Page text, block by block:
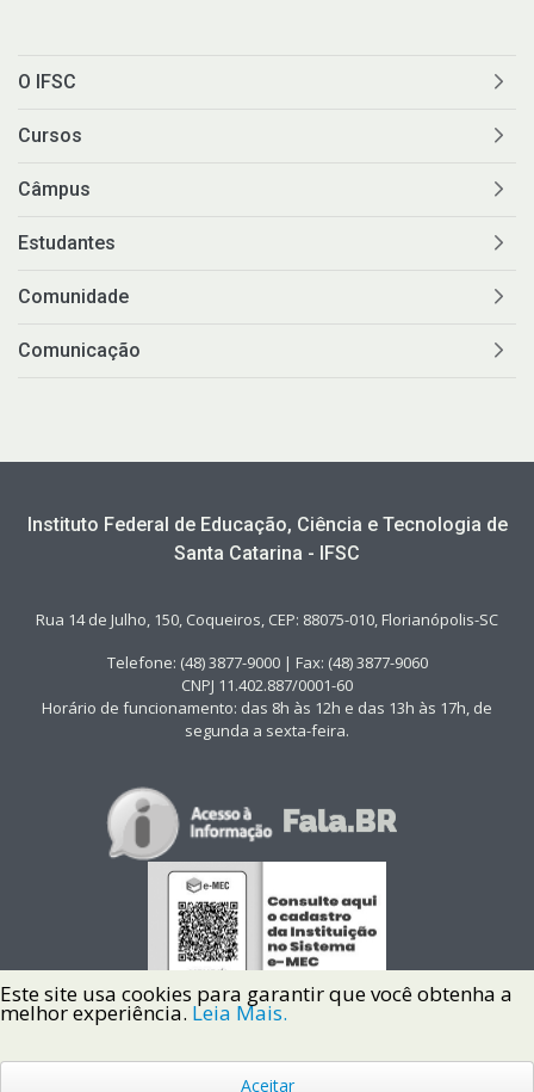
O IFSC
Cursos
Câmpus
Estudantes
Comunidade
Comunicação
Instituto Federal de Educação, Ciência e Tecnologia de
Santa Catarina - IFSC
Rua 14 de Julho, 150, Coqueiros, CEP: 88075-010, Florianópolis-SC
Telefone: (48) 3877-9000 | Fax: (48) 3877-9060
CNPJ 11.402.887/0001-60
Horário de funcionamento: das 8h às 12h e das 13h às 17h, de
segunda a sexta-feira.
Este site usa cookies para garantir que você obtenha a
melhor experiência. Leia Mais.
Aceitar